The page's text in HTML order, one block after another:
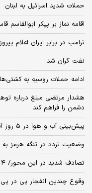
حملات شدید اسرائیل به لبنان
اقامه نماز بر پیکر
ترامپ در برابر ایران اعلام
نفت گران شد
ادامه حملات روسیه به
هشدار مرتضی مبلغ درباره
دشمن را فراهم کند
پیش‌بینی آب و هوا در 5 روز آینده/ این مناطق بارانی می‌شوند
وضعیت تردد در تنگه هرمز به
تصادف شدید در این محور/ 4 نفر جان باختند
وقوع چندین انفجار پی در